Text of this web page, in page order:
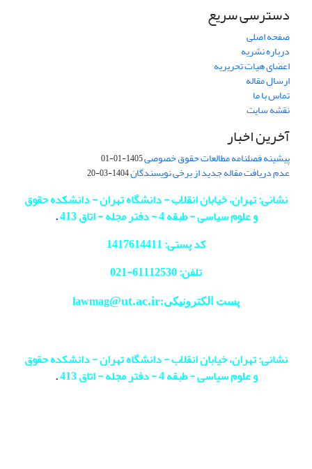
دسترسی سریع
صفحه اصلی
درباره نشریه
اعضای هیات تحریریه
ارسال مقاله
تماس با ما
نقشه سایت
آخرین اخبار
پیشینه فصلنامه مطالعات حقوق خصوصی1405-01-01
عدم دریافت مقاله جدید از برخی نویسندگان1404-03-20
نشانی: تهران، خیابان انقلاب - دانشگاه تهران - دانشکده حقوق
و علوم سیاسی - طبقه 4 - دفتر مجله - اتاق 413
.
کد پستی: 1417614411
تلفن: 61112530-
021
پست الکترونیکی:lawmag@ut.ac.ir
نشانی: تهران، خیابان انقلاب - دانشگاه تهران - دانشکده حقوق
و علوم سیاسی - طبقه 4 - دفتر مجله - اتاق 413
.